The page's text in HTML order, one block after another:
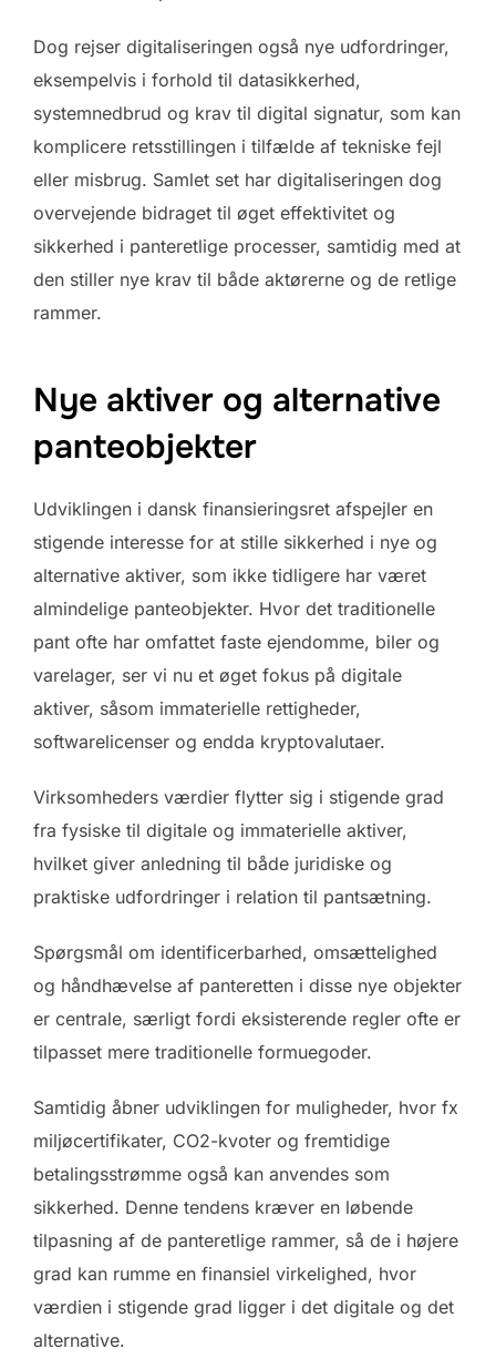
Dog rejser digitaliseringen også nye udfordringer,
eksempelvis i forhold til datasikkerhed,
systemnedbrud og krav til digital signatur, som kan
komplicere retsstillingen i tilfælde af tekniske fejl
eller misbrug. Samlet set har digitaliseringen dog
overvejende bidraget til øget effektivitet og
sikkerhed i panteretlige processer, samtidig med at
den stiller nye krav til både aktørerne og de retlige
rammer.
Nye aktiver og alternative
panteobjekter
Udviklingen i dansk finansieringsret afspejler en
stigende interesse for at stille sikkerhed i nye og
alternative aktiver, som ikke tidligere har været
almindelige panteobjekter. Hvor det traditionelle
pant ofte har omfattet faste ejendomme, biler og
varelager, ser vi nu et øget fokus på digitale
aktiver, såsom immaterielle rettigheder,
softwarelicenser og endda kryptovalutaer.
Virksomheders værdier flytter sig i stigende grad
fra fysiske til digitale og immaterielle aktiver,
hvilket giver anledning til både juridiske og
praktiske udfordringer i relation til pantsætning.
Spørgsmål om identificerbarhed, omsættelighed
og håndhævelse af panteretten i disse nye objekter
er centrale, særligt fordi eksisterende regler ofte er
tilpasset mere traditionelle formuegoder.
Samtidig åbner udviklingen for muligheder, hvor fx
miljøcertifikater, CO2-kvoter og fremtidige
betalingsstrømme også kan anvendes som
sikkerhed. Denne tendens kræver en løbende
tilpasning af de panteretlige rammer, så de i højere
grad kan rumme en finansiel virkelighed, hvor
værdien i stigende grad ligger i det digitale og det
alternative.